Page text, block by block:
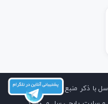
با ذکر منبع بلامانع است. کلیه